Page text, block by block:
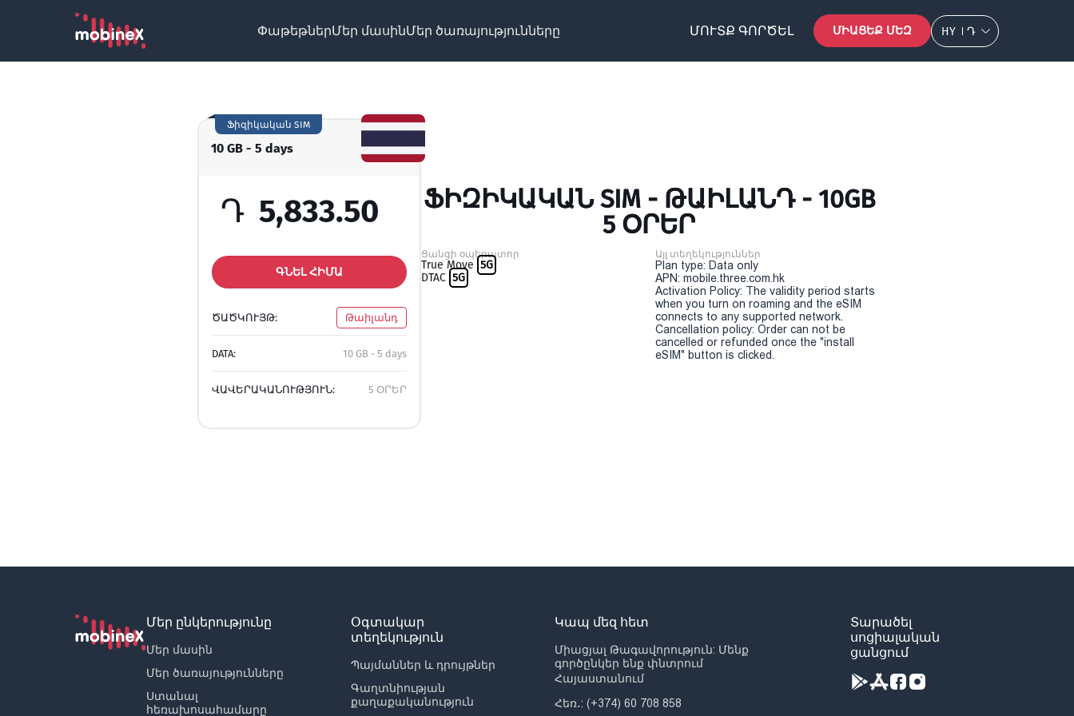
ՓաթեթներՄեր մասինՄեր ծառայությունները ՄՈՒՏՔ ԳՈՐԾԵԼ ՄԻԱՑԵՔ ՄԵԶ HY Դ
10 GB - 5 days
Ֆիզիկական SIM
Դ 5,833.50
ԳՆԵԼ ՀԻՄԱ
ԾԱԾԿՈՒՅԹ: Թաիլանդ
DATA: 10 GB - 5 days
ՎԱՎԵՐԱԿԱՆՈՒԹՅՈՒՆ: 5 ՕՐԵՐ
ՖԻԶԻԿԱԿԱՆ SIM - ԹԱԻԼԱՆԴ - 10GB
5 ՕՐԵՐ
Ցանցի օպերատոր
True Move 5G
DTAC 5G
Այլ տեղեկություններ
Plan type: Data only
APN: mobile.three.com.hk
Activation Policy: The validity period starts
when you turn on roaming and the eSIM
connects to any supported network.
Cancellation policy: Order can not be
cancelled or refunded once the "install
eSIM" button is clicked.
Մեր ընկերությունը
Մեր մասին
Մեր ծառայությունները
Ստանալ
հեռախոսահամարը
Օգտակար
տեղեկություն
Պայմաններ և դրույթներ
Գաղտնիության
քաղաքականություն
Կապ մեզ հետ
Միացյալ Թագավորություն: Մենք
գործընկեր ենք փնտրում
Հայաստանում
Հեռ․: (+374) 60 708 858
Տարածել
սոցիալական
ցանցում